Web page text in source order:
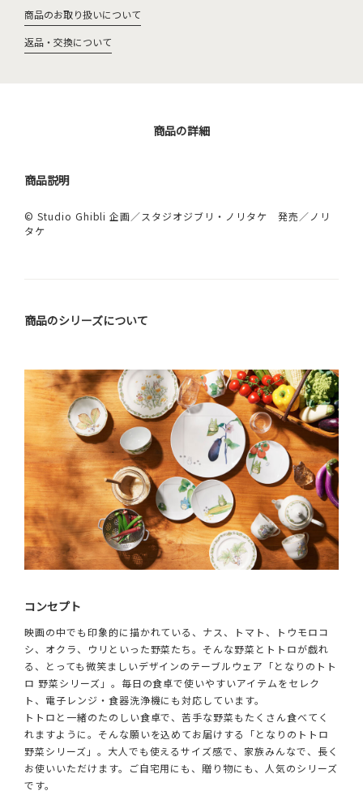
商品のお取り扱いについて
返品・交換について
商品の詳細
商品説明
© Studio Ghibli 企画／スタジオジブリ・ノリタケ 発売／ノリ
タケ
商品のシリーズについて
コンセプト
映画の中でも印象的に描かれている、ナス、トマト、トウモロコ
シ、オクラ、ウリといった野菜たち。そんな野菜とトトロが戯れ
る、とっても微笑ましいデザインのテーブルウェア「となりのトト
ロ 野菜シリーズ」。毎日の食卓で使いやすいアイテムをセレク
ト、電子レンジ・食器洗浄機にも対応しています。
トトロと一緒のたのしい食卓で、苦手な野菜もたくさん食べてく
れますように。そんな願いを込めてお届けする「となりのトトロ
野菜シリーズ」。大人でも使えるサイズ感で、家族みんなで、長く
お使いいただけます。ご自宅用にも、贈り物にも、人気のシリーズ
です。